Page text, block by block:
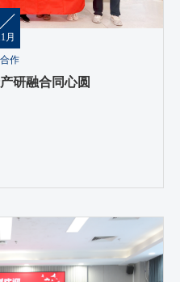
月
作
研融合同心圆